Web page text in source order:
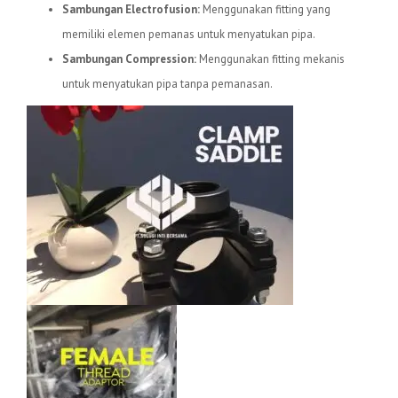
Sambungan Electrofusion: Menggunakan fitting yang
memiliki elemen pemanas untuk menyatukan pipa.
Sambungan Compression: Menggunakan fitting mekanis
untuk menyatukan pipa tanpa pemanasan.